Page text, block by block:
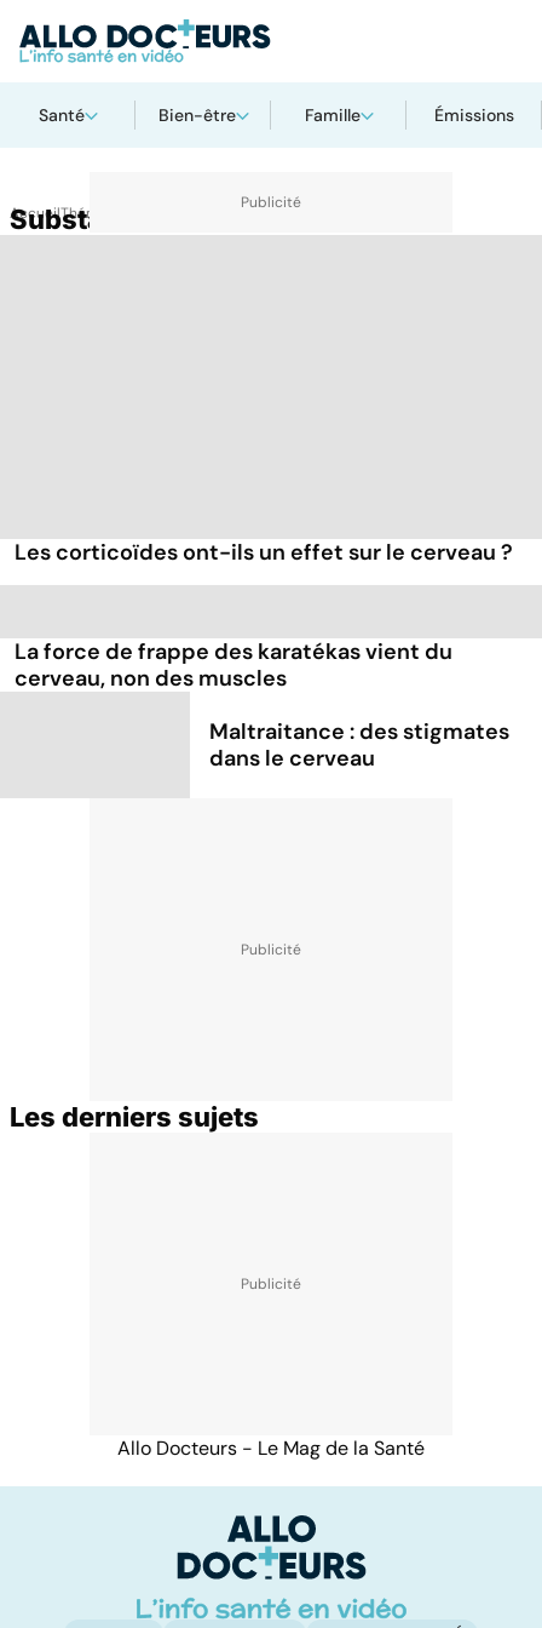
Santé Bien-être Famille Émissions
AccueilThématiques
Substance blanche
Les corticoïdes ont-ils un effet sur le cerveau ?
La force de frappe des karatékas vient du
cerveau, non des muscles
Maltraitance : des stigmates
dans le cerveau
Les derniers sujets
Allo Docteurs - Le Mag de la Santé